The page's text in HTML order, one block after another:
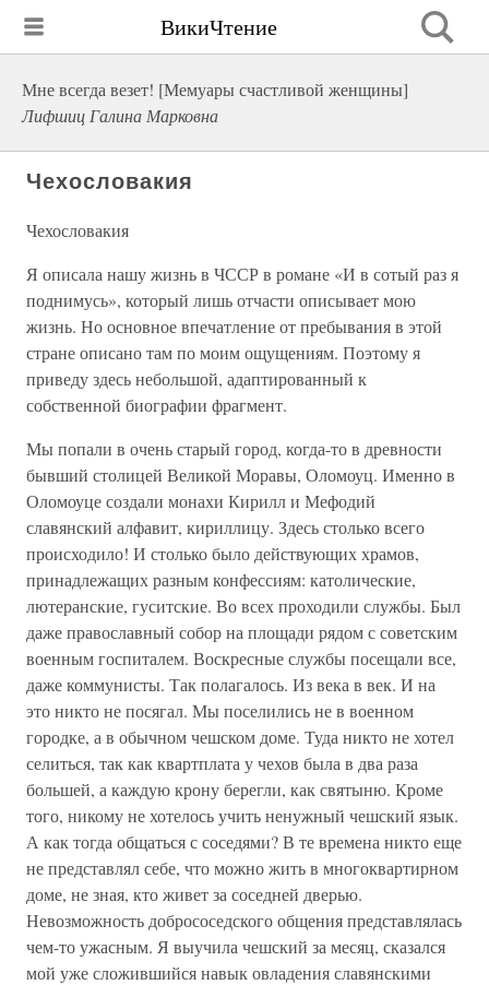
ВикиЧтение
Мне всегда везет! [Мемуары счастливой женщины]
Лифшиц Галина Марковна
Чехословакия
Чехословакия
Я описала нашу жизнь в ЧССР в романе «И в сотый раз я
поднимусь», который лишь отчасти описывает мою
жизнь. Но основное впечатление от пребывания в этой
стране описано там по моим ощущениям. Поэтому я
приведу здесь небольшой, адаптированный к
собственной биографии фрагмент.
Мы попали в очень старый город, когда-то в древности
бывший столицей Великой Моравы, Оломоуц. Именно в
Оломоуце создали монахи Кирилл и Мефодий
славянский алфавит, кириллицу. Здесь столько всего
происходило! И столько было действующих храмов,
принадлежащих разным конфессиям: католические,
лютеранские, гуситские. Во всех проходили службы. Был
даже православный собор на площади рядом с советским
военным госпиталем. Воскресные службы посещали все,
даже коммунисты. Так полагалось. Из века в век. И на
это никто не посягал. Мы поселились не в военном
городке, а в обычном чешском доме. Туда никто не хотел
селиться, так как квартплата у чехов была в два раза
большей, а каждую крону берегли, как святыню. Кроме
того, никому не хотелось учить ненужный чешский язык.
А как тогда общаться с соседями? В те времена никто еще
не представлял себе, что можно жить в многоквартирном
доме, не зная, кто живет за соседней дверью.
Невозможность добрососедского общения представлялась
чем-то ужасным. Я выучила чешский за месяц, сказался
мой уже сложившийся навык овладения славянскими